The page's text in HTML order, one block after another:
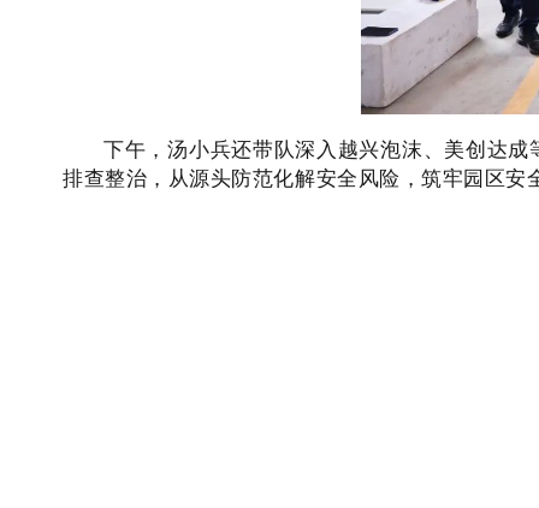
下午，汤小兵还带队深入越兴泡沫、美创达
排查整治，从源头防范化解安全风险，筑牢园区安